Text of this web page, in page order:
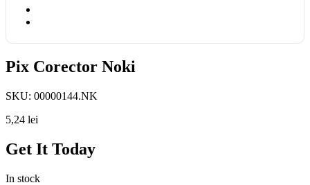
Pix Corector Noki
SKU: 00000144.NK
5,24 lei
Get It Today
In stock